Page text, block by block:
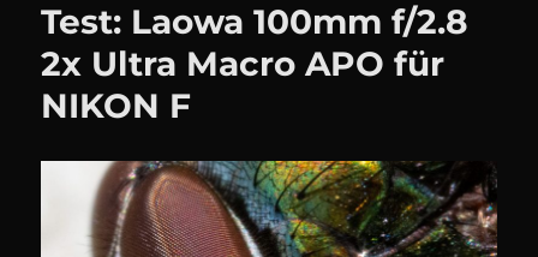
Test: Laowa 100mm f/2.8
2x Ultra Macro APO für
NIKON F